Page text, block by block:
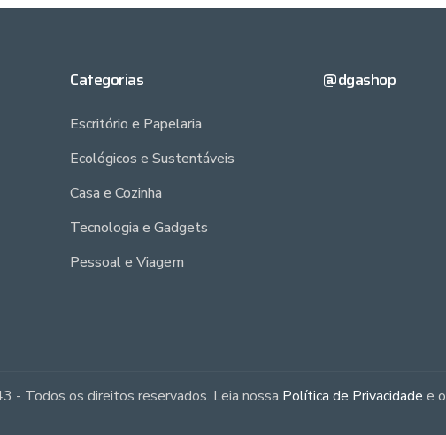
Categorias
Escritório e Papelaria
Ecológicos e Sustentáveis
Casa e Cozinha
Tecnologia e Gadgets
Pessoal e Viagem
@dgashop
- Todos os direitos reservados. Leia nossa Política de Privacidade e o